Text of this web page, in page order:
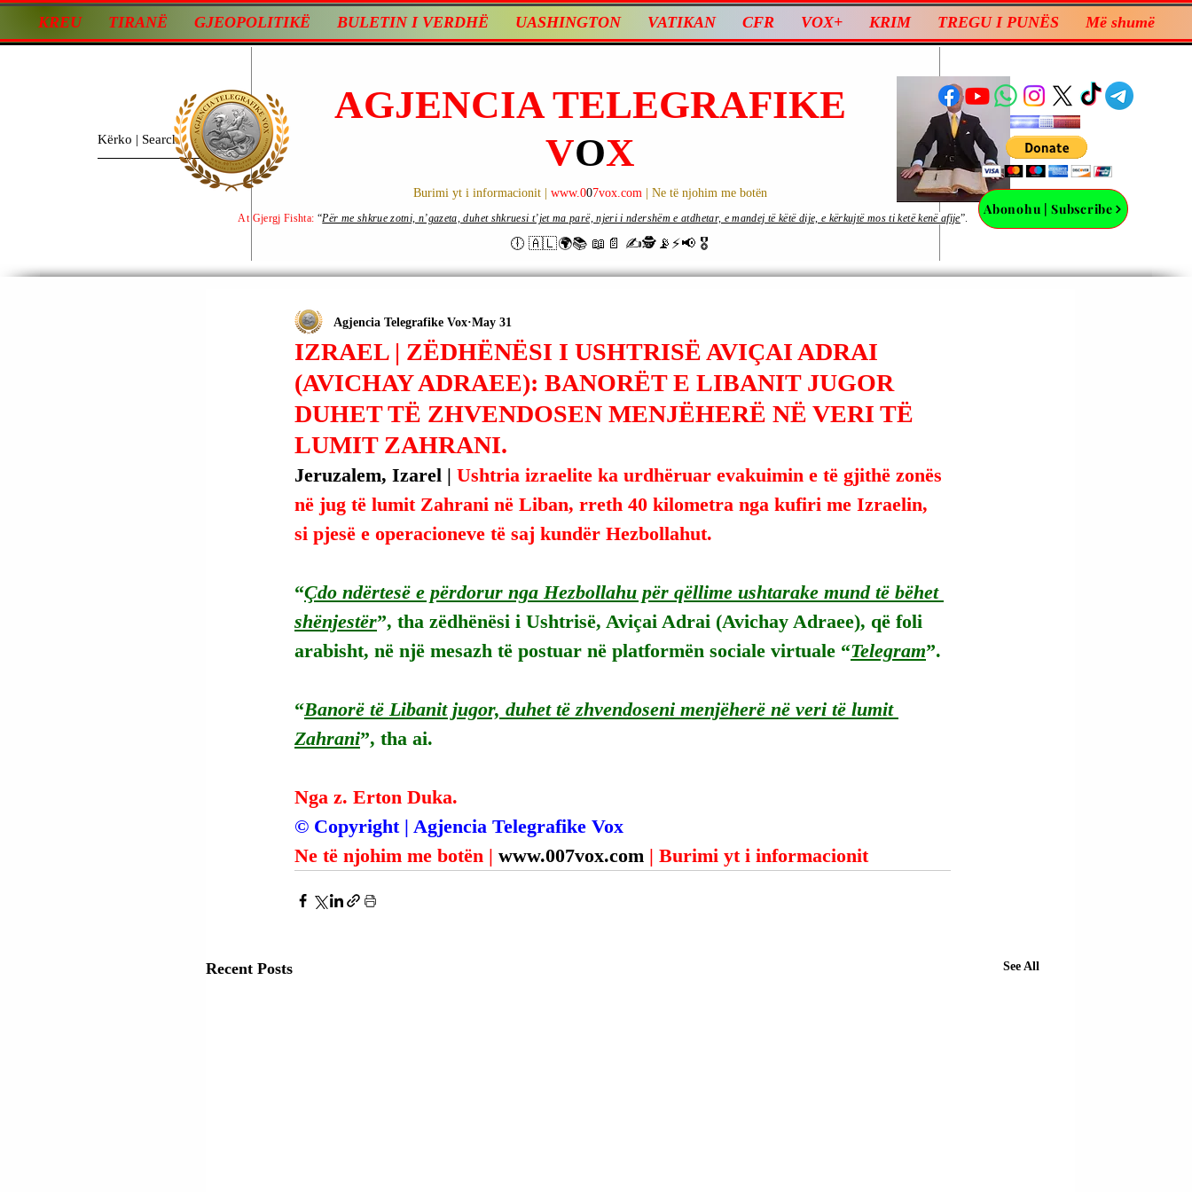
KREU TIRANË GJEOPOLITIKË BULETIN I VERDHË UASHINGTON VATIKAN CFR VOX+ KRIM TREGU I PUNËS Më shumë
AGJENCIA TELEGRAFIKE
VOX
Burimi yt i informacionit | www.007vox.com | Ne të njohim me botën
🕕 🇦🇱🌍📚 📖📄 ✍🕵️📡⚡️📢 🎖
Abonohu | Subscribe
At Gjergj Fishta: “Për me shkrue zotni, n’gazeta, duhet shkruesi t’jet ma parë, njeri i ndershëm e atdhetar, e mandej të këtë dije, e kërkujtë mos ti ketë kenë afije”.
IZRAEL | ZËDHËNËSI I USHTRISË AVIÇAI ADRAI
(AVICHAY ADRAEE): BANORËT E LIBANIT JUGOR
DUHET TË ZHVENDOSEN MENJËHERË NË VERI TË
LUMIT ZAHRANI.
Agjencia Telegrafike Vox May 31
Jeruzalem, Izarel | Ushtria izraelite ka urdhëruar evakuimin e të gjithë zonës
në jug të lumit Zahrani në Liban, rreth 40 kilometra nga kufiri me Izraelin,
si pjesë e operacioneve të saj kundër Hezbollahut.
“Çdo ndërtesë e përdorur nga Hezbollahu për qëllime ushtarake mund të bëhet
shënjestër”, tha zëdhënësi i Ushtrisë, Aviçai Adrai (Avichay Adraee), që foli
arabisht, në një mesazh të postuar në platformën sociale virtuale “Telegram”.
“Banorë të Libanit jugor, duhet të zhvendoseni menjëherë në veri të lumit
Zahrani”, tha ai.
Nga z. Erton Duka.
© Copyright | Agjencia Telegrafike Vox
Ne të njohim me botën | www.007vox.com | Burimi yt i informacionit
Recent Posts See All